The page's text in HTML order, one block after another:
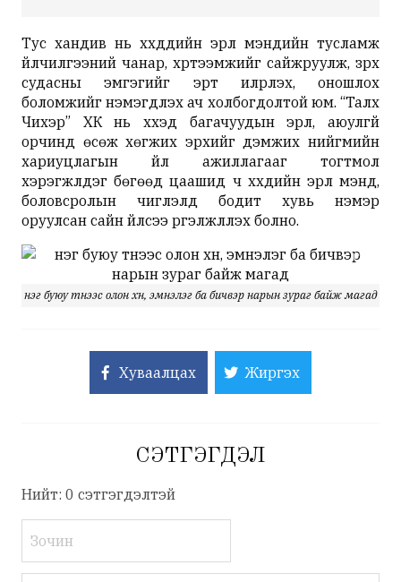
Тус хандив нь хүүхдүүдийн эрүүл мэндийн тусламж
үйлчилгээний чанар, хүртээмжийг сайжруулж, зүрх
судасны эмгэгийг эрт илрүүлэх, оношлох
боломжийг нэмэгдүүлэх ач холбогдолтой юм. “Талх
Чихэр” ХК нь хүүхэд багачуудын эрүүл, аюулгүй
орчинд өсөж хөгжих эрхийг дэмжих нийгмийн
хариуцлагын үйл ажиллагааг тогтмол
хэрэгжүүлдэг бөгөөд цаашид ч хүүхдийн эрүүл мэнд,
боловсролын чиглэлд бодит хувь нэмэр
оруулсан сайн үйлсээ үргэлжлүүлэх болно.
нэг буюу түүнээс олон хүн, эмнэлэг ба бичвэр нарын зураг байж магад
Хуваалцах Жиргэх
СЭТГЭГДЭЛ
Нийт: 0 сэтгэгдэлтэй